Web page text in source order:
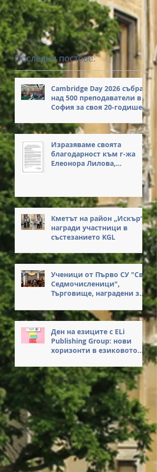
Последни постове:
Cambridge Day 2026 събра
над 500 преподаватели в
София за своя 20-годишен
Изразяваме своята
благодарност към г-жа
Елеонора Лилова,
Началник на РУО – София-
честта, която ни оказа с
присъствието си на
нашето събитие.
Кметът на район „Искър“
награди участници в
състезанието KGL
Ученици от Първо СУ "Св.
Седмочисленици",
Търговище, наградени за
Ден на езиците с ELi
Publishing Group: нови
хоризонти в езиковото